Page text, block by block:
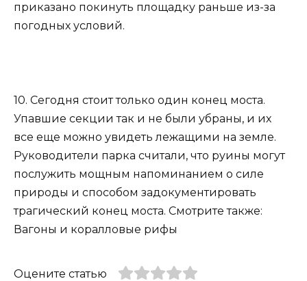
приказано покинуть площадку раньше из-за
погодных условий.
10. Сегодня стоит только один конец моста.
Упавшие секции так и не были убраны, и их
все еще можно увидеть лежащими на земле.
Руководители парка считали, что руины могут
послужить мощным напоминанием о силе
природы и способом задокументировать
трагический конец моста. Смотрите также:
Вагоны и коралловые рифы
Оцените статью